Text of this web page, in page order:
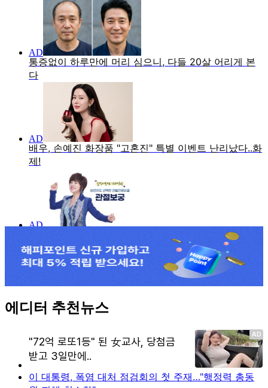
에디터 추천뉴스
이 대통령, 폭염 대처 점검회의 첫 주재…"행정력 총동